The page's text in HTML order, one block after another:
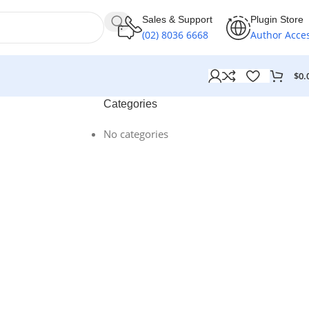
Sales & Support
(02) 8036 6668
Plugin Store
Author
$
Categories
No categories